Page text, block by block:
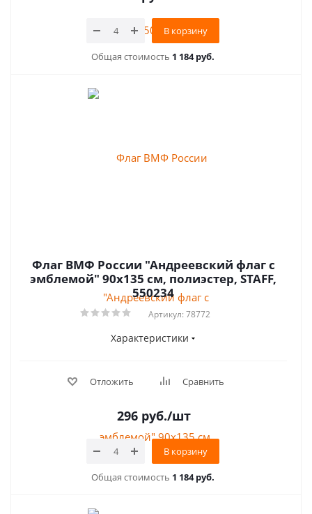
В корзину
Общая стоимость 1 184 руб.
Флаг ВМФ России "Андреевский флаг с
эмблемой" 90х135 см, полиэстер, STAFF,
550234
Артикул: 78772
Характеристики
Отложить Сравнить
296руб./шт
В корзину
Общая стоимость 1 184 руб.